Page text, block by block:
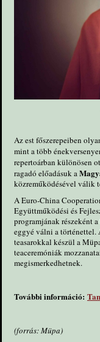
Az est főszerepeiben
mint a több
repertoárban különösen
ragadó előadásuk a
közreműködésével válik
A Euro-China
Együttműködési és
programjának részeként
eggyé válni a történettel.
teasarokkal készül a
teaceremóniák
megismerkedhetnek.
További információ:
(forrás: Müpa)